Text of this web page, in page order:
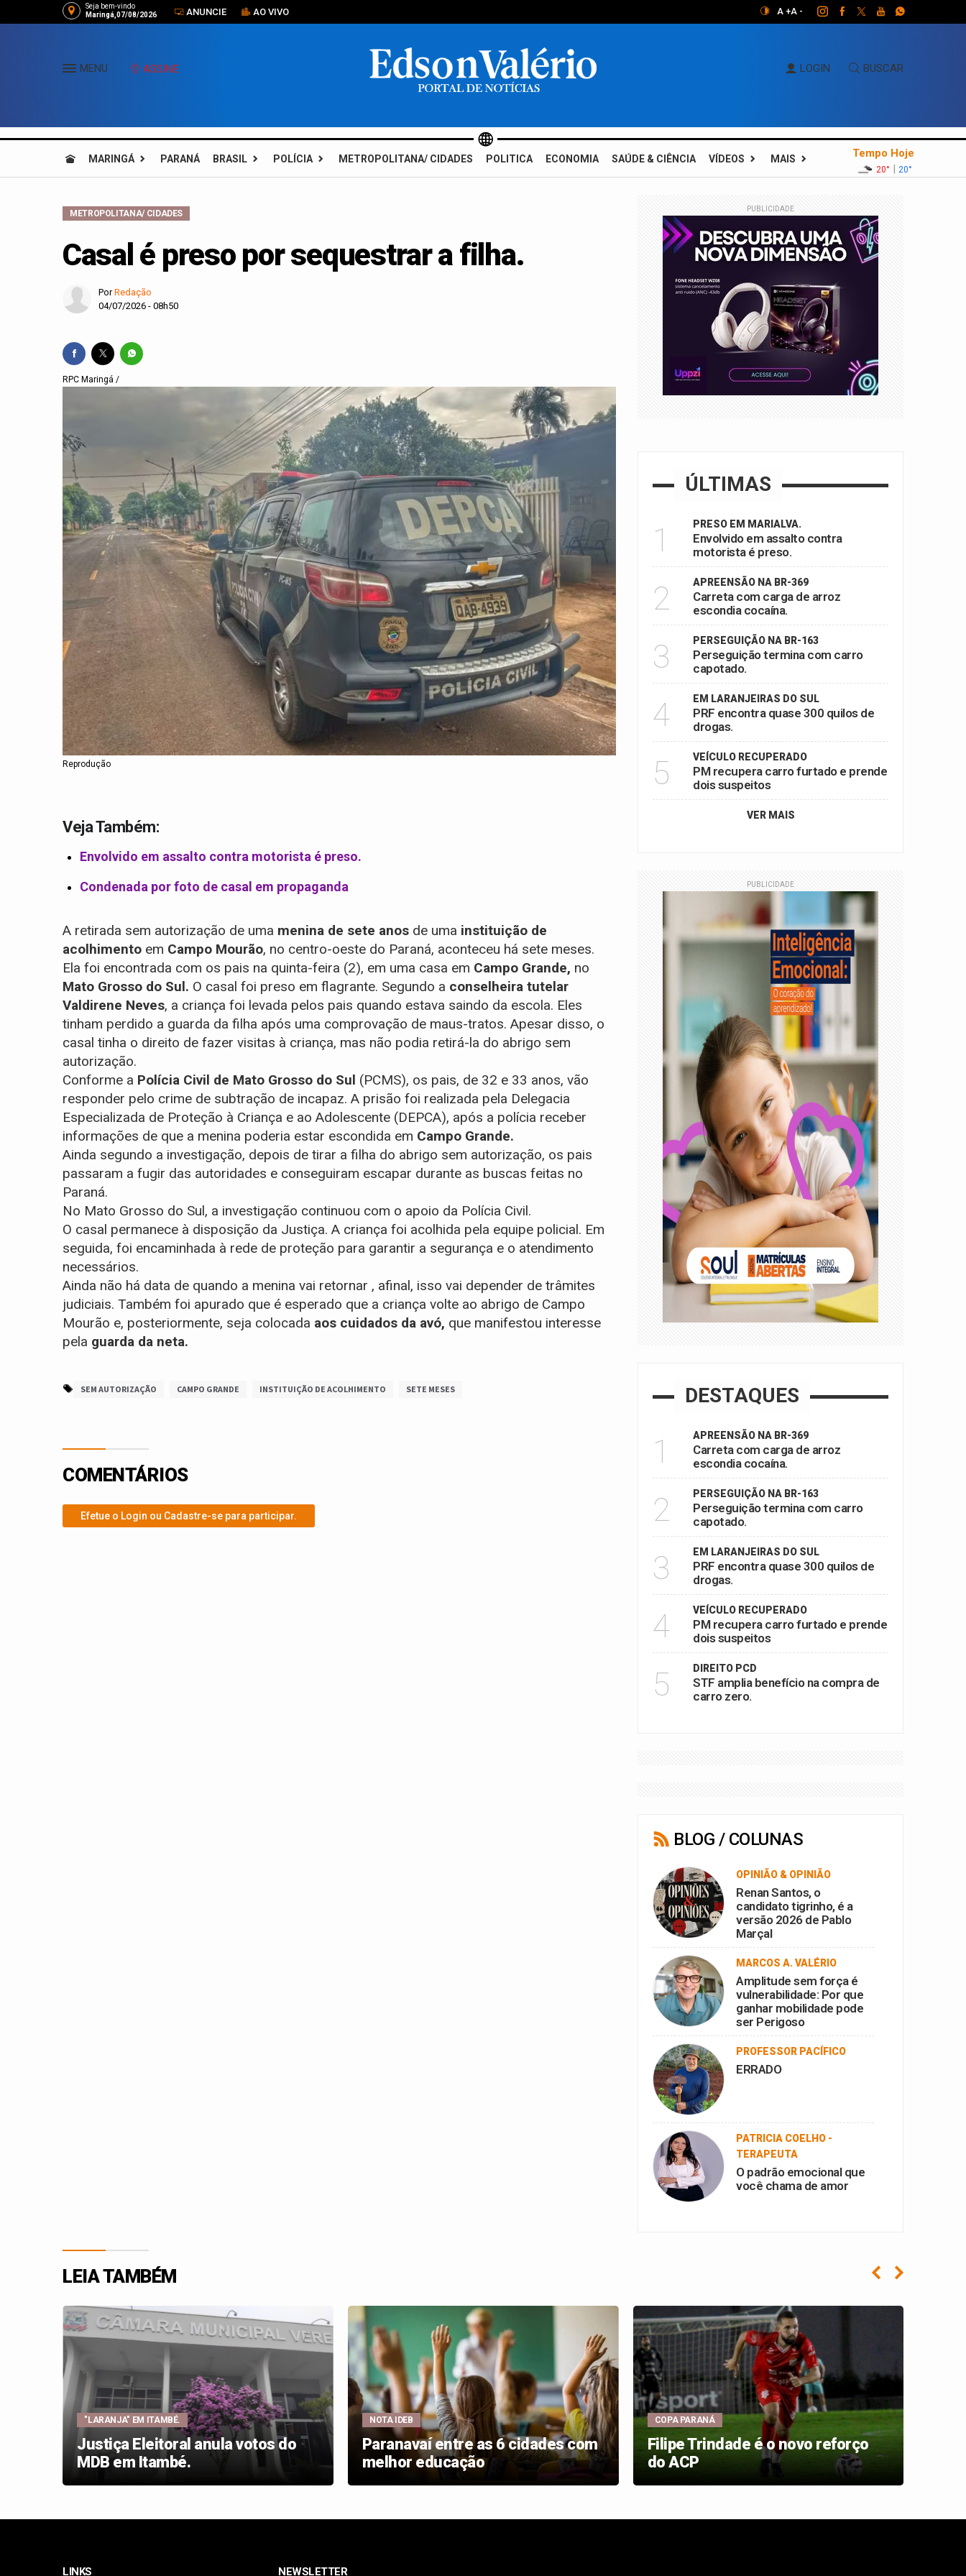
Seja bem-vindo
Maringá,07/08/2026
ANUNCIE AO VIVO A +A -
MENU ASSINE LOGIN BUSCAR
MARINGÁ PARANÁ BRASIL POLÍCIA METROPOLITANA/ CIDADES POLITICA ECONOMIA SAÚDE & CIÊNCIA VÍDEOS MAIS Tempo Hoje
20° | 20°
METROPOLITANA/ CIDADES
Casal é preso por sequestrar a filha.
PorRedação
04/07/2026 - 08h50
RPC Maringá /
Reprodução
Veja Também:
Envolvido em assalto contra motorista é preso.
Condenada por foto de casal em propaganda
A retirada sem autorização de uma menina de sete anos de uma instituição de
acolhimento em Campo Mourão, no centro-oeste do Paraná, aconteceu há sete meses.
Ela foi encontrada com os pais na quinta-feira (2), em uma casa em Campo Grande, no
Mato Grosso do Sul. O casal foi preso em flagrante. Segundo a conselheira tutelar
Valdirene Neves, a criança foi levada pelos pais quando estava saindo da escola. Eles
tinham perdido a guarda da filha após uma comprovação de maus-tratos. Apesar disso, o
casal tinha o direito de fazer visitas à criança, mas não podia retirá-la do abrigo sem
autorização.
Conforme a Polícia Civil de Mato Grosso do Sul (PCMS), os pais, de 32 e 33 anos, vão
responder pelo crime de subtração de incapaz. A prisão foi realizada pela Delegacia
Especializada de Proteção à Criança e ao Adolescente (DEPCA), após a polícia receber
informações de que a menina poderia estar escondida em Campo Grande.
Ainda segundo a investigação, depois de tirar a filha do abrigo sem autorização, os pais
passaram a fugir das autoridades e conseguiram escapar durante as buscas feitas no
Paraná.
No Mato Grosso do Sul, a investigação continuou com o apoio da Polícia Civil.
O casal permanece à disposição da Justiça. A criança foi acolhida pela equipe policial. Em
seguida, foi encaminhada à rede de proteção para garantir a segurança e o atendimento
necessários.
Ainda não há data de quando a menina vai retornar , afinal, isso vai depender de trâmites
judiciais. Também foi apurado que é esperado que a criança volte ao abrigo de Campo
Mourão e, posteriormente, seja colocada aos cuidados da avó, que manifestou interesse
pela guarda da neta.
SEM AUTORIZAÇÃO CAMPO GRANDE INSTITUIÇÃO DE ACOLHIMENTO SETE MESES
COMENTÁRIOS
Efetue o Login ou Cadastre-se para participar.
PUBLICIDADE
ÚLTIMAS
1 PRESO EM MARIALVA.
Envolvido em assalto contra
motorista é preso.
2 APREENSÃO NA BR-369
Carreta com carga de arroz
escondia cocaína.
3 PERSEGUIÇÃO NA BR-163
Perseguição termina com carro
capotado.
4 EM LARANJEIRAS DO SUL
PRF encontra quase 300 quilos de
drogas.
5 VEÍCULO RECUPERADO
PM recupera carro furtado e prende
dois suspeitos
VER MAIS
PUBLICIDADE
DESTAQUES
1 APREENSÃO NA BR-369
Carreta com carga de arroz
escondia cocaína.
2 PERSEGUIÇÃO NA BR-163
Perseguição termina com carro
capotado.
3 EM LARANJEIRAS DO SUL
PRF encontra quase 300 quilos de
drogas.
4 VEÍCULO RECUPERADO
PM recupera carro furtado e prende
dois suspeitos
5 DIREITO PCD
STF amplia benefício na compra de
carro zero.
BLOG / COLUNAS
OPINIÃO & OPINIÃO
Renan Santos, o
candidato tigrinho, é a
versão 2026 de Pablo
Marçal
MARCOS A. VALÉRIO
Amplitude sem força é
vulnerabilidade: Por que
ganhar mobilidade pode
ser Perigoso
PROFESSOR PACÍFICO
ERRADO
PATRICIA COELHO -
TERAPEUTA
O padrão emocional que
você chama de amor
LEIA TAMBÉM
"LARANJA" EM ITAMBÉ.
Justiça Eleitoral anula votos do
MDB em Itambé.
NOTA IDEB
Paranavaí entre as 6 cidades com
melhor educação
COPA PARANÁ
Filipe Trindade é o novo reforço
do ACP
LINKS NEWSLETTER